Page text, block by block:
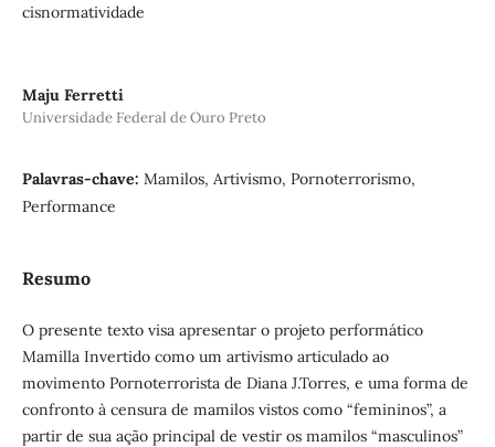
cisnormatividade
Maju Ferretti
Universidade Federal de Ouro Preto
Palavras-chave: Mamilos, Artivismo, Pornoterrorismo,
Performance
Resumo
O presente texto visa apresentar o projeto performático
Mamilla Invertido como um artivismo articulado ao
movimento Pornoterrorista de Diana J.Torres, e uma forma de
confronto à censura de mamilos vistos como “femininos”, a
partir de sua ação principal de vestir os mamilos “masculinos”